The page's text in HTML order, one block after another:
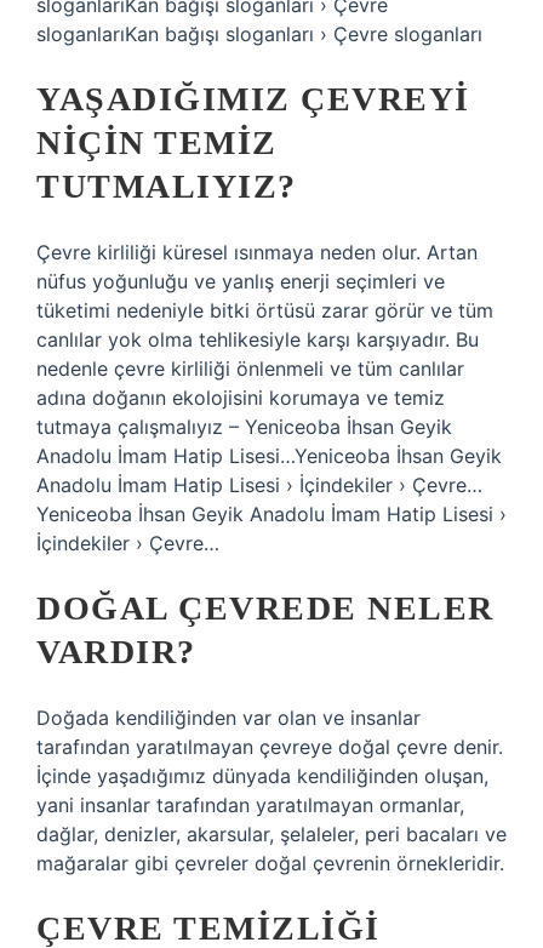
sloganlarıKan bağışı sloganları › Çevre
sloganlarıKan bağışı sloganları › Çevre sloganları
YAŞADIĞIMIZ ÇEVREYI
NIÇIN TEMIZ
TUTMALIYIZ?
Çevre kirliliği küresel ısınmaya neden olur. Artan
nüfus yoğunluğu ve yanlış enerji seçimleri ve
tüketimi nedeniyle bitki örtüsü zarar görür ve tüm
canlılar yok olma tehlikesiyle karşı karşıyadır. Bu
nedenle çevre kirliliği önlenmeli ve tüm canlılar
adına doğanın ekolojisini korumaya ve temiz
tutmaya çalışmalıyız – Yeniceoba İhsan Geyik
Anadolu İmam Hatip Lisesi…Yeniceoba İhsan Geyik
Anadolu İmam Hatip Lisesi › İçindekiler › Çevre…
Yeniceoba İhsan Geyik Anadolu İmam Hatip Lisesi ›
İçindekiler › Çevre…
DOĞAL ÇEVREDE NELER
VARDIR?
Doğada kendiliğinden var olan ve insanlar
tarafından yaratılmayan çevreye doğal çevre denir.
İçinde yaşadığımız dünyada kendiliğinden oluşan,
yani insanlar tarafından yaratılmayan ormanlar,
dağlar, denizler, akarsular, şelaleler, peri bacaları ve
mağaralar gibi çevreler doğal çevrenin örnekleridir.
ÇEVRE TEMIZLIĞI